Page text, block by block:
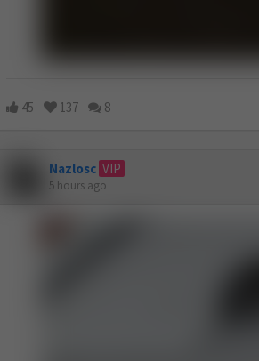
45 137 8
Nazlosc VIP
5 hours ago